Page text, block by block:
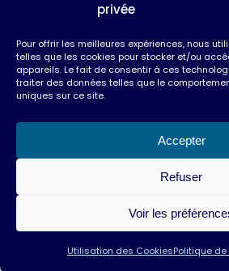
privée
Pour offrir les meilleures expériences, nous
telles que les cookies pour stocker et/ou
appareils. Le fait de consentir à ces
traiter des données telles que le
uniques sur ce site.
Accepter
Refuser
Voir les
Utilisation des CookiesPolitique